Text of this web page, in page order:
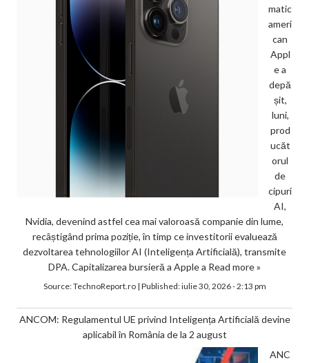
matic
ameri
can
Appl
e a
depă
șit,
luni,
prod
ucăt
orul
de
cipuri
AI,
Nvidia, devenind astfel cea mai valoroasă companie din lume,
recâștigând prima poziție, în timp ce investitorii evaluează
dezvoltarea tehnologiilor AI (Inteligența Artificială), transmite
DPA. Capitalizarea bursieră a Apple a Read more »
Source:TechnoReport.ro| Published:iulie 30, 2026 - 2:13 pm
ANCOM: Regulamentul UE privind Inteligența Artificială devine
aplicabil în România de la 2 august
ANC